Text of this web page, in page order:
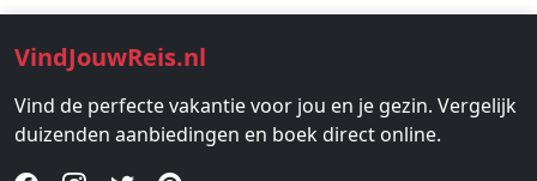
VindJouwReis.nl
Vind de perfecte vakantie voor jou en je gezin. Vergelijk
duizenden aanbiedingen en boek direct online.